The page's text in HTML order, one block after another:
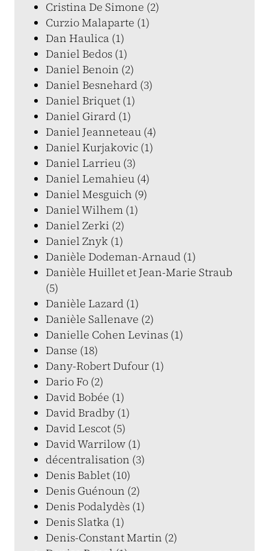
Cristina De Simone (2)
Curzio Malaparte (1)
Dan Haulica (1)
Daniel Bedos (1)
Daniel Benoin (2)
Daniel Besnehard (3)
Daniel Briquet (1)
Daniel Girard (1)
Daniel Jeanneteau (4)
Daniel Kurjakovic (1)
Daniel Larrieu (3)
Daniel Lemahieu (4)
Daniel Mesguich (9)
Daniel Wilhem (1)
Daniel Zerki (2)
Daniel Znyk (1)
Danièle Dodeman-Arnaud (1)
Danièle Huillet et Jean-Marie Straub
(5)
Danièle Lazard (1)
Danièle Sallenave (2)
Danielle Cohen Levinas (1)
Danse (18)
Dany-Robert Dufour (1)
Dario Fo (2)
David Bobée (1)
David Bradby (1)
David Lescot (5)
David Warrilow (1)
décentralisation (3)
Denis Bablet (10)
Denis Guénoun (2)
Denis Podalydès (1)
Denis Slatka (1)
Denis-Constant Martin (2)